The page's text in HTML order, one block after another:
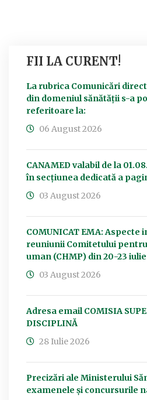
FII LA CURENT!
La rubrica Comunicări
din domeniul sănătății s-a
referitoare la:
06 August 2026
CANAMED valabil de la
în secțiunea dedicată a
03 August 2026
COMUNICAT EMA:
reuniunii Comitetului
uman (CHMP) din 20-23
03 August 2026
Adresa email COMISIA
DISCIPLINĂ
28 Iulie 2026
Precizări ale Ministerului
examenele și concursurile